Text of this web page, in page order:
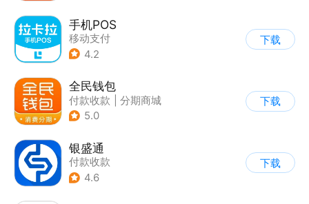
手机POS
移动支付
4.2
下载
全民钱包
付款收款
分期商城
5.0
下载
银盛通
付款收款
4.6
下载